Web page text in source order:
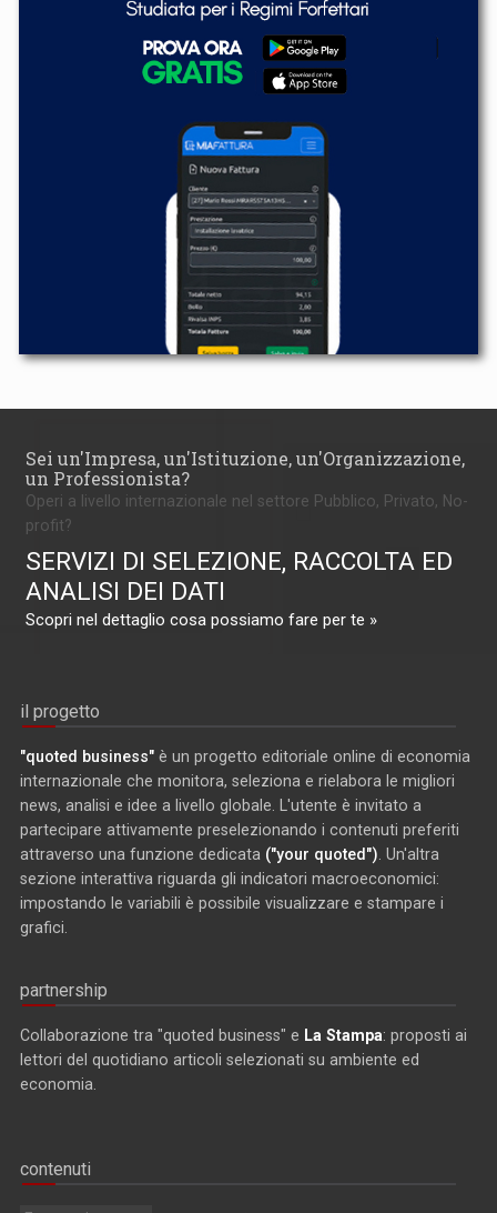
Sei un'Impresa, un'Istituzione, un'Organizzazione,
un Professionista?
Operi a livello internazionale nel settore Pubblico, Privato, No-
profit?
SERVIZI DI SELEZIONE, RACCOLTA ED
ANALISI DEI DATI
Scopri nel dettaglio cosa possiamo fare per te »
il progetto
"quoted business" è un progetto editoriale online di economia
internazionale che monitora, seleziona e rielabora le migliori
news, analisi e idee a livello globale. L'utente è invitato a
partecipare attivamente preselezionando i contenuti preferiti
attraverso una funzione dedicata ("your quoted"). Un'altra
sezione interattiva riguarda gli indicatori macroeconomici:
impostando le variabili è possibile visualizzare e stampare i
grafici.
partnership
Collaborazione tra "quoted business" e La Stampa: proposti ai
lettori del quotidiano articoli selezionati su ambiente ed
economia.
contenuti